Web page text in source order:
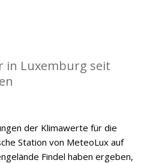
in Luxemburg seit
der Klimawerte für die
Station von MeteoLux auf
Findel haben ergeben,